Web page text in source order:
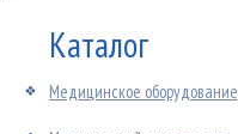
Каталог
Медицинское оборудование